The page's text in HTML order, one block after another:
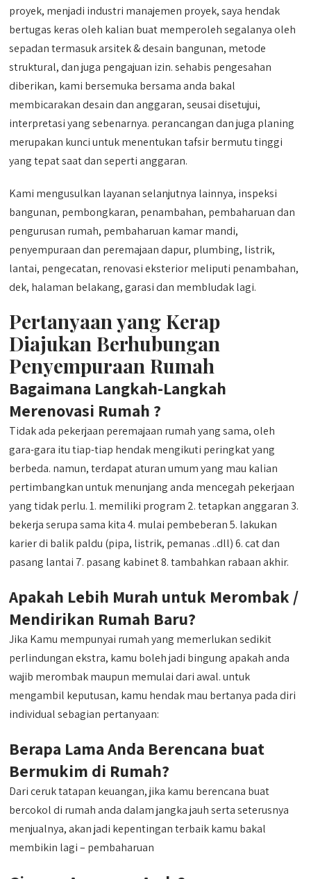
proyek, menjadi industri manajemen proyek, saya hendak
bertugas keras oleh kalian buat memperoleh segalanya oleh
sepadan termasuk arsitek & desain bangunan, metode
struktural, dan juga pengajuan izin. sehabis pengesahan
diberikan, kami bersemuka bersama anda bakal
membicarakan desain dan anggaran, seusai disetujui,
interpretasi yang sebenarnya. perancangan dan juga planing
merupakan kunci untuk menentukan tafsir bermutu tinggi
yang tepat saat dan seperti anggaran.
Kami mengusulkan layanan selanjutnya lainnya, inspeksi
bangunan, pembongkaran, penambahan, pembaharuan dan
pengurusan rumah, pembaharuan kamar mandi,
penyempuraan dan peremajaan dapur, plumbing, listrik,
lantai, pengecatan, renovasi eksterior meliputi penambahan,
dek, halaman belakang, garasi dan membludak lagi.
Pertanyaan yang Kerap
Diajukan Berhubungan
Penyempuraan Rumah
Bagaimana Langkah-Langkah
Merenovasi Rumah ?
Tidak ada pekerjaan peremajaan rumah yang sama, oleh
gara-gara itu tiap-tiap hendak mengikuti peringkat yang
berbeda. namun, terdapat aturan umum yang mau kalian
pertimbangkan untuk menunjang anda mencegah pekerjaan
yang tidak perlu. 1. memiliki program 2. tetapkan anggaran 3.
bekerja serupa sama kita 4. mulai pembeberan 5. lakukan
karier di balik paldu (pipa, listrik, pemanas ..dll) 6. cat dan
pasang lantai 7. pasang kabinet 8. tambahkan rabaan akhir.
Apakah Lebih Murah untuk Merombak /
Mendirikan Rumah Baru?
Jika Kamu mempunyai rumah yang memerlukan sedikit
perlindungan ekstra, kamu boleh jadi bingung apakah anda
wajib merombak maupun memulai dari awal. untuk
mengambil keputusan, kamu hendak mau bertanya pada diri
individual sebagian pertanyaan:
Berapa Lama Anda Berencana buat
Bermukim di Rumah?
Dari ceruk tatapan keuangan, jika kamu berencana buat
bercokol di rumah anda dalam jangka jauh serta seterusnya
menjualnya, akan jadi kepentingan terbaik kamu bakal
membikin lagi – pembaharuan